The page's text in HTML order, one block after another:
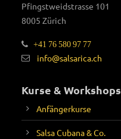
Pfingstweidstrasse 101
8005 Zürich
+41 76 580 97 77
info@salsarica.ch
Kurse & Workshops
Anfängerkurse
Salsa Cubana & Co.